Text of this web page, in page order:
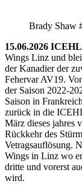
Brady Shaw
15.06.2026
Wings Linz und
der Kanadier der
Fehervar AV19.
der Saison 2022-
Saison in
zurück in die
März dieses jahres
Rückkehr des
Vetragsauflösung.
Wings in Linz wo
dritte und vorerst
wird.